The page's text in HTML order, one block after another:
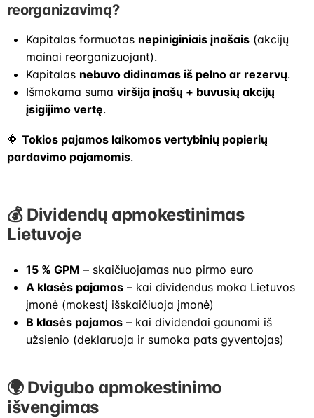
reorganizavimą?
Kapitalas formuotas nepiniginiais įnašais (akcijų
mainai reorganizuojant).
Kapitalas nebuvo didinamas iš pelno ar rezervų.
Išmokama suma viršija įnašų + buvusių akcijų
įsigijimo vertę.
🔶 Tokios pajamos laikomos vertybinių popierių
pardavimo pajamomis.
💰 Dividendų apmokestinimas
Lietuvoje
15 % GPM – skaičiuojamas nuo pirmo euro
A klasės pajamos – kai dividendus moka Lietuvos
įmonė (mokestį išskaičiuoja įmonė)
B klasės pajamos – kai dividendai gaunami iš
užsienio (deklaruoja ir sumoka pats gyventojas)
🌍 Dvigubo apmokestinimo
išvengimas